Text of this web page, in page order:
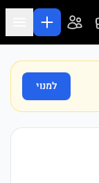
למנוי